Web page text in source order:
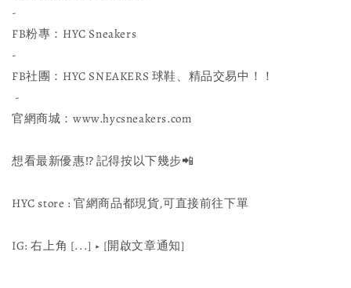
-
FB粉專：HYC Sneakers
-
FB社團：HYC SNEAKERS 球鞋、精品交易中！！
-
官網商城：www.hycsneakers.com
想看最新優惠⁉ 記得按以下幾步📲
HYC store : 官網商品都現貨,可直接前往下單
IG: 右上角 [...] ▶️ [開啟文章通知]